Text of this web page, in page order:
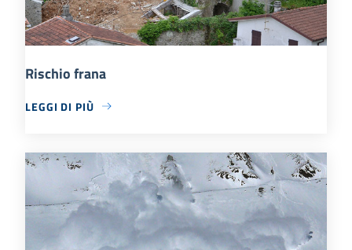
Rischio frana
LEGGI DI PIÙ